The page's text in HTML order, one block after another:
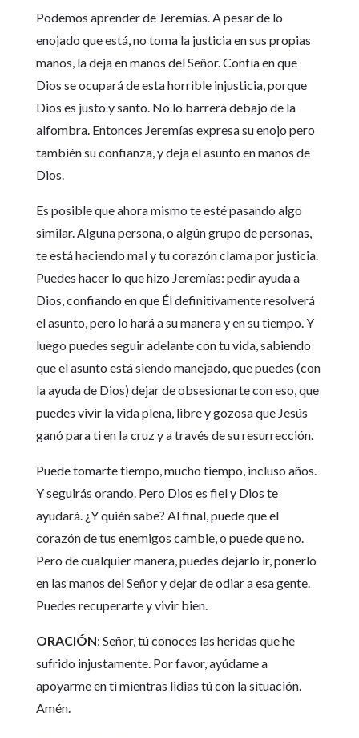
Podemos aprender de Jeremías. A pesar de lo
enojado que está, no toma la justicia en sus propias
manos, la deja en manos del Señor. Confía en que
Dios se ocupará de esta horrible injusticia, porque
Dios es justo y santo. No lo barrerá debajo de la
alfombra. Entonces Jeremías expresa su enojo pero
también su confianza, y deja el asunto en manos de
Dios.
Es posible que ahora mismo te esté pasando algo
similar. Alguna persona, o algún grupo de personas,
te está haciendo mal y tu corazón clama por justicia.
Puedes hacer lo que hizo Jeremías: pedir ayuda a
Dios, confiando en que Él definitivamente resolverá
el asunto, pero lo hará a su manera y en su tiempo. Y
luego puedes seguir adelante con tu vida, sabiendo
que el asunto está siendo manejado, que puedes (con
la ayuda de Dios) dejar de obsesionarte con eso, que
puedes vivir la vida plena, libre y gozosa que Jesús
ganó para ti en la cruz y a través de su resurrección.
Puede tomarte tiempo, mucho tiempo, incluso años.
Y seguirás orando. Pero Dios es fiel y Dios te
ayudará. ¿Y quién sabe? Al final, puede que el
corazón de tus enemigos cambie, o puede que no.
Pero de cualquier manera, puedes dejarlo ir, ponerlo
en las manos del Señor y dejar de odiar a esa gente.
Puedes recuperarte y vivir bien.
ORACIÓN: Señor, tú conoces las heridas que he
sufrido injustamente. Por favor, ayúdame a
apoyarme en ti mientras lidias tú con la situación.
Amén.